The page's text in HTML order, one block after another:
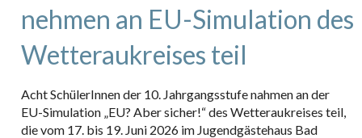
nehmen an EU-Simulation des
Wetteraukreises teil
Acht SchülerInnen der 10. Jahrgangsstufe nahmen an der
EU-Simulation „EU? Aber sicher!“ des Wetteraukreises teil,
die vom 17. bis 19. Juni 2026 im Jugendgästehaus Bad